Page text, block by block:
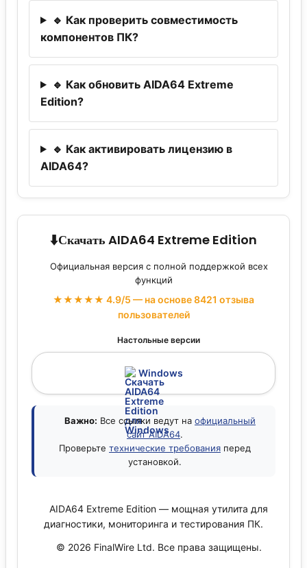
🔹 Как проверить совместимость
компонентов ПК?
🔹 Как обновить AIDA64 Extreme
Edition?
🔹 Как активировать лицензию в
AIDA64?
⬇️Скачать AIDA64 Extreme Edition
Официальная версия с полной поддержкой всех
функций
★★★★★ 4.9/5 — на основе 8421 отзыва
пользователей
Настольные версии
Windows
Важно: Все ссылки ведут на официальный
сайт AIDA64.
Проверьте технические требования перед
установкой.
AIDA64 Extreme Edition — мощная утилита для
диагностики, мониторинга и тестирования ПК.
© 2026 FinalWire Ltd. Все права защищены.